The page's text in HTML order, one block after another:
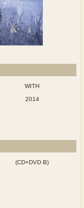
WITH
2014
(CD+DVD B)